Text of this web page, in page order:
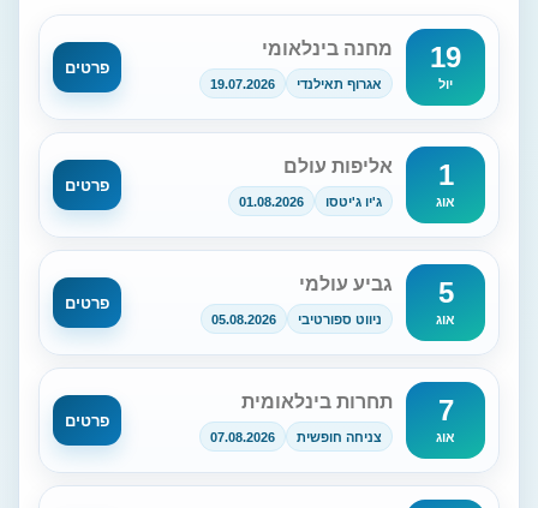
19
יול
מחנה בינלאומי
אגרוף תאילנדי 19.07.2026
פרטים
1
אוג
אליפות עולם
ג'יו ג'יטסו 01.08.2026
פרטים
5
אוג
גביע עולמי
ניווט ספורטיבי 05.08.2026
פרטים
7
אוג
תחרות בינלאומית
צניחה חופשית 07.08.2026
פרטים